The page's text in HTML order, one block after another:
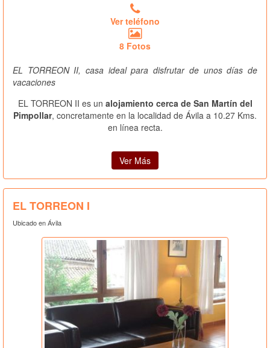
Ver teléfono
8 Fotos
EL TORREON II, casa ideal para disfrutar de unos días de
vacaciones
EL TORREON II es un alojamiento cerca de San Martín del
Pimpollar, concretamente en la localidad de Ávila a 10.27 Kms.
en línea recta.
Ver Más
EL TORREON I
Ubicado en Ávila